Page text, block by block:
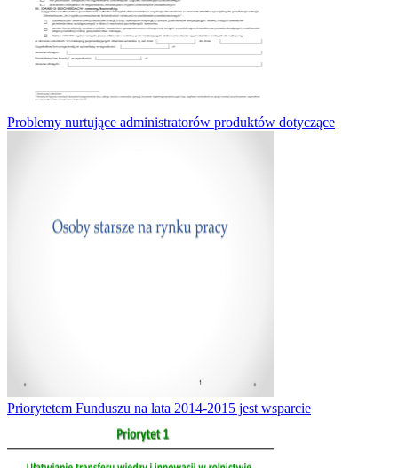
Problemy nurtujące administratorów produktów dotyczące
Priorytetem Funduszu na lata 2014-2015 jest wsparcie